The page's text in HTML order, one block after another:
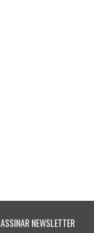
ASSINAR NEWSLETTER